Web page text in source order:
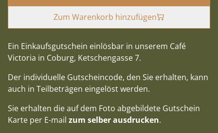
Zum Warenkorb hinzufügen
Ein Einkaufsgutschein einlösbar in unserem Café
Victoria in Coburg, Ketschengasse 7.
Der individuelle Gutscheincode, den Sie erhalten, kann
auch in Teilbeträgen eingelöst werden.
Sie erhalten die auf dem Foto abgebildete Gutschein
Karte per E-mail zum selber ausdrucken.